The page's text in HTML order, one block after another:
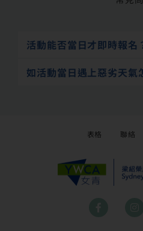
活動能否當日才即時報名
如活動當日遇上惡劣天氣
表格 聯絡